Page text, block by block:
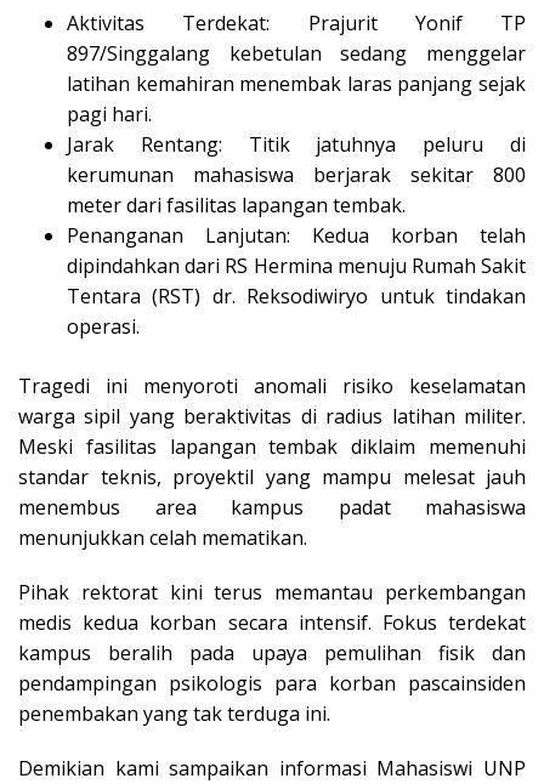
Aktivitas Terdekat: Prajurit Yonif TP
897/Singgalang kebetulan sedang menggelar
latihan kemahiran menembak laras panjang sejak
pagi hari.
Jarak Rentang: Titik jatuhnya peluru di
kerumunan mahasiswa berjarak sekitar 800
meter dari fasilitas lapangan tembak.
Penanganan Lanjutan: Kedua korban telah
dipindahkan dari RS Hermina menuju Rumah Sakit
Tentara (RST) dr. Reksodiwiryo untuk tindakan
operasi.
Tragedi ini menyoroti anomali risiko keselamatan
warga sipil yang beraktivitas di radius latihan militer.
Meski fasilitas lapangan tembak diklaim memenuhi
standar teknis, proyektil yang mampu melesat jauh
menembus area kampus padat mahasiswa
menunjukkan celah mematikan.
Pihak rektorat kini terus memantau perkembangan
medis kedua korban secara intensif. Fokus terdekat
kampus beralih pada upaya pemulihan fisik dan
pendampingan psikologis para korban pascainsiden
penembakan yang tak terduga ini.
Demikian kami sampaikan informasi Mahasiswi UNP